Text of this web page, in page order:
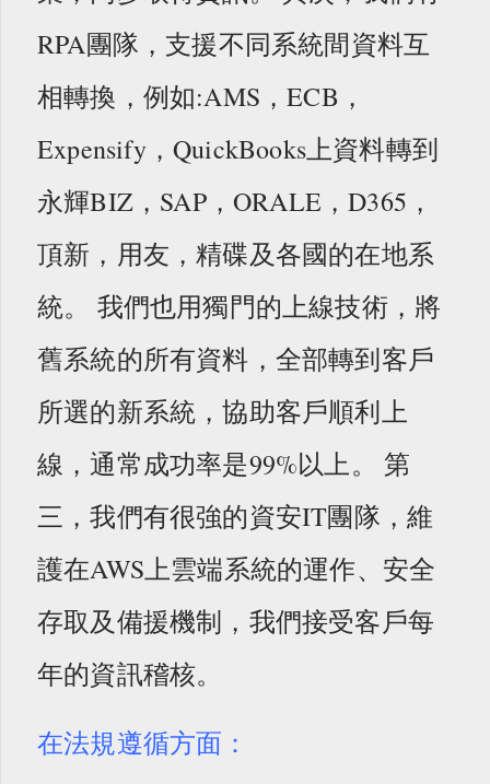
RPA團隊，支援不同系統間資料互
相轉換，例如:AMS，ECB，
Expensify，QuickBooks上資料轉到
永輝BIZ，SAP，ORALE，D365，
頂新，用友，精碟及各國的在地系
統。 我們也用獨門的上線技術，將
舊系統的所有資料，全部轉到客戶
所選的新系統，協助客戶順利上
線，通常成功率是99%以上。 第
三，我們有很強的資安IT團隊，維
護在AWS上雲端系統的運作、安全
存取及備援機制，我們接受客戶每
年的資訊稽核。
在法規遵循方面：